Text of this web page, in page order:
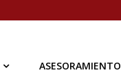
ASESORAMIENTO